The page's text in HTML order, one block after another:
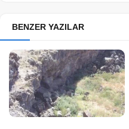
BENZER YAZILAR